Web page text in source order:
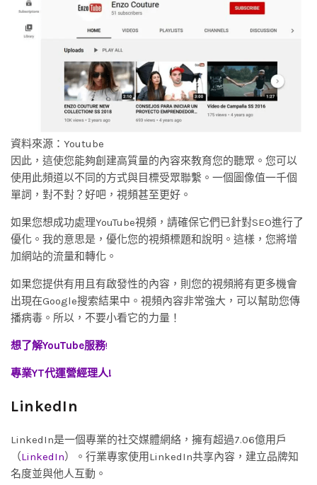
資料來源：Youtube
因此，這使您能夠創建高質量的內容來教育您的聽眾。您可以
使用此頻道以不同的方式與目標受眾聯繫。一個圖像值一千個
單詞，對不對？好吧，視頻甚至更好。
如果您想成功處理YouTube視頻，請確保它們已針對SEO進行了
優化。我的意思是，優化您的視頻標題和說明。這樣，您將增
加網站的流量和轉化。
如果您提供有用且有啟發性的內容，則您的視頻將有更多機會
出現在Google搜索結果中。視頻內容非常強大，可以幫助您傳
播病毒。所以，不要小看它的力量！
想了解YouTube服務!
專業YT代運營經理人!
LinkedIn
LinkedIn是一個專業的社交媒體網絡，擁有超過7.06億用戶
（LinkedIn）。行業專家使用LinkedIn共享內容，建立品牌知
名度並與他人互動。